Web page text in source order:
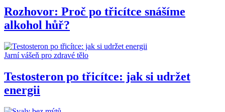
Rozhovor: Proč po třicítce snášíme
alkohol hůř?
Jarní vášeň pro zdravé tělo
Testosteron po třicítce: jak si udržet
energii